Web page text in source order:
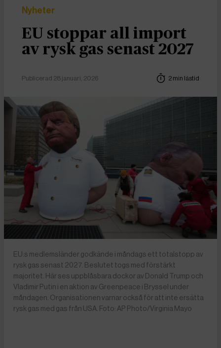
Nyheter
EU stoppar all import
av rysk gas senast 2027
Publicerad 28 januari, 2026 2 min lästid
EU:s medlemsländer godkände i måndags ett totalstopp av
rysk gas senast 2027. Beslutet togs med förstärkt
majoritet. Här ses uppblåsbara dockor av Donald Trump och
Vladimir Putin i en aktion av Greenpeace i Bryssel under
måndagen. Organisationen varnar också för att inte ersätta
rysk gas med gas från USA. Foto: AP Photo/Virginia Mayo